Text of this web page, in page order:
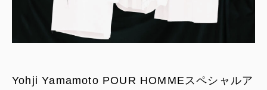
Yohji Yamamoto POUR HOMMEスペシャルア